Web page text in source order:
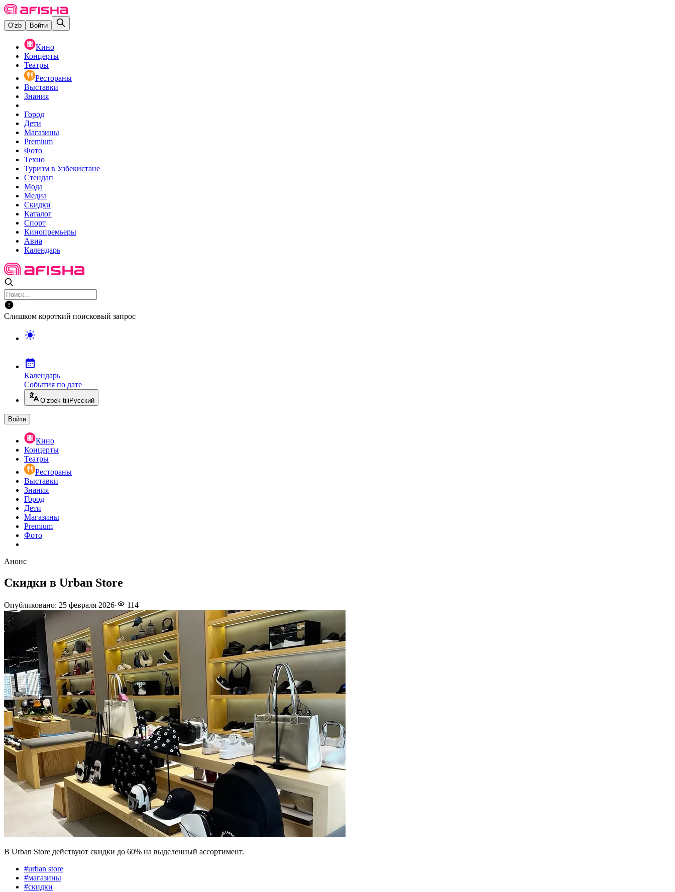
O‘zb Войти
Кино
Концерты
Театры
Рестораны
Выставки
Знания
Город
Дети
Магазины
Premium
Фото
Техно
Туризм в Узбекистане
Стендап
Мода
Медиа
Скидки
Каталог
Спорт
Кинопремьеры
Авиа
Календарь
Слишком короткий поисковый запрос
Календарь
События по дате
O’zbek tili Русский
Войти
Кино
Концерты
Театры
Рестораны
Выставки
Знания
Город
Дети
Магазины
Premium
Фото
Анонс
Скидки в Urban Store
Опубликовано: 25 февраля 2026· 114
В Urban Store действуют скидки до 60% на выделенный ассортимент.
#urban store
#магазины
#скидки